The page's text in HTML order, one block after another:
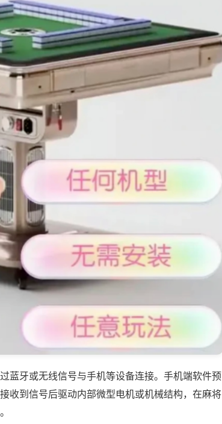
蓝牙或无线信号与手机等设备连接。手机端软件预
收到信号后驱动内部微型电机或机械结构，在麻将